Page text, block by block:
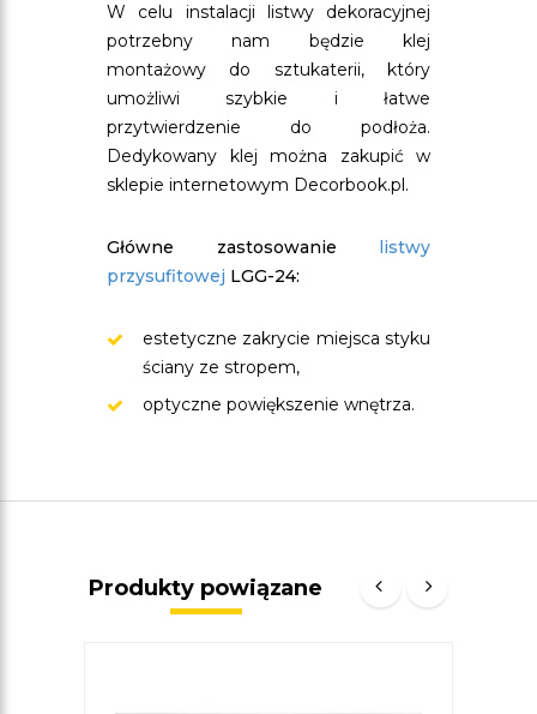
W celu instalacji listwy dekoracyjnej
potrzebny nam będzie klej
montażowy do sztukaterii, który
umożliwi szybkie i łatwe
przytwierdzenie do podłoża.
Dedykowany klej można zakupić w
sklepie internetowym Decorbook.pl.
Główne zastosowanie listwy
przysufitowej LGG-24:
estetyczne zakrycie miejsca styku
ściany ze stropem,
optyczne powiększenie wnętrza.
Produkty powiązane